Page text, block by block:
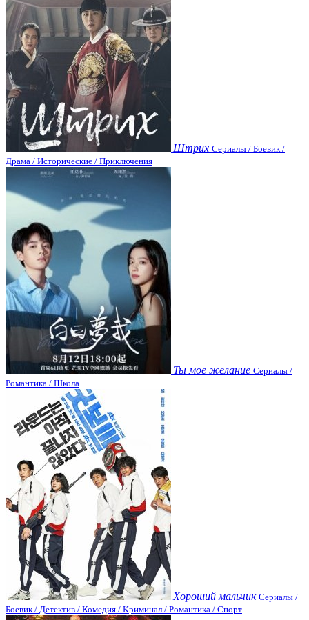
Штрих Сериалы / Боевик /
Драма / Исторические / Приключения
Ты мое желание Сериалы /
Романтика / Школа
Хороший мальчик Сериалы /
Боевик / Детектив / Комедия / Криминал / Романтика / Спорт